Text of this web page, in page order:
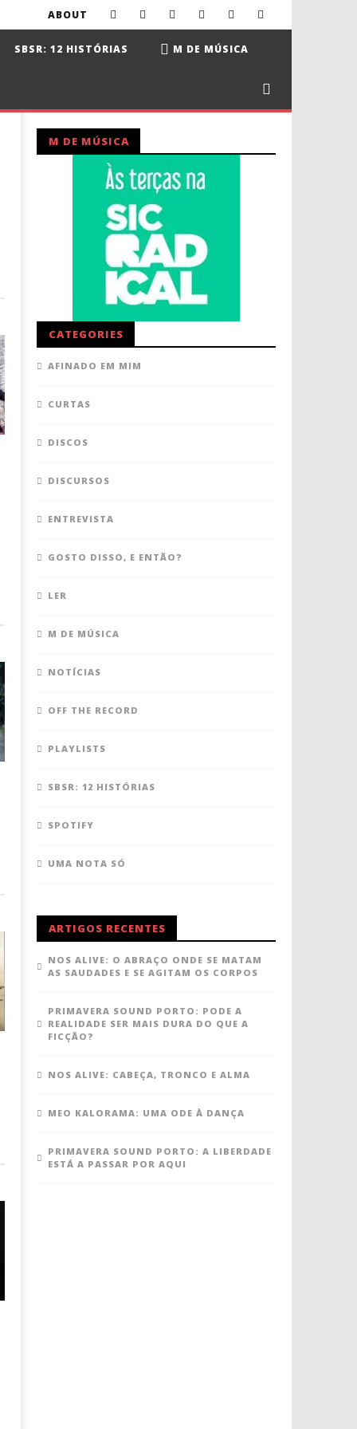
ABOUT
SBSR: 12 HISTÓRIAS M DE MÚSICA
M DE MÚSICA
CATEGORIES
AFINADO EM MIM
CURTAS
DISCOS
DISCURSOS
ENTREVISTA
GOSTO DISSO, E ENTÃO?
LER
M DE MÚSICA
NOTÍCIAS
OFF THE RECORD
PLAYLISTS
SBSR: 12 HISTÓRIAS
SPOTIFY
UMA NOTA SÓ
ARTIGOS RECENTES
NOS ALIVE: O ABRAÇO ONDE SE MATAM
AS SAUDADES E SE AGITAM OS CORPOS
PRIMAVERA SOUND PORTO: PODE A
REALIDADE SER MAIS DURA DO QUE A
FICÇÃO?
NOS ALIVE: CABEÇA, TRONCO E ALMA
MEO KALORAMA: UMA ODE À DANÇA
PRIMAVERA SOUND PORTO: A LIBERDADE
ESTÁ A PASSAR POR AQUI